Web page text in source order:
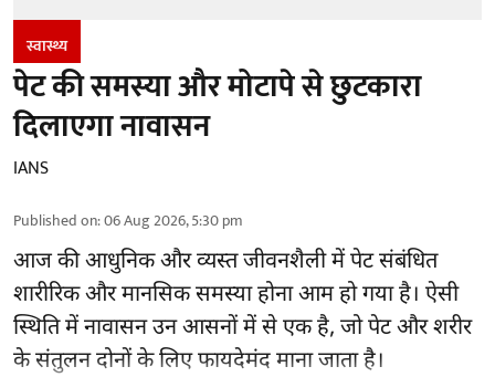
स्वास्थ्य
पेट की समस्या और मोटापे से छुटकारा
दिलाएगा नावासन
IANS
Published on:06 Aug 2026, 5:30 pm
आज की आधुनिक और व्यस्त जीवनशैली में पेट संबंधित
शारीरिक और मानसिक समस्या होना आम हो गया है। ऐसी
स्थिति में नावासन उनआसनोंमें से एक है, जो पेट और शरीर
के संतुलन दोनों के लिए फायदेमंद माना जाता है।